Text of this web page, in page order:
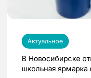
Актуальное
В Новосибирске
школьная ярмарка